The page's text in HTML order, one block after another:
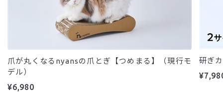
爪が丸くなるnyansの爪とぎ【つめまる】（現行モ
デル）
¥6,980
研ぎ